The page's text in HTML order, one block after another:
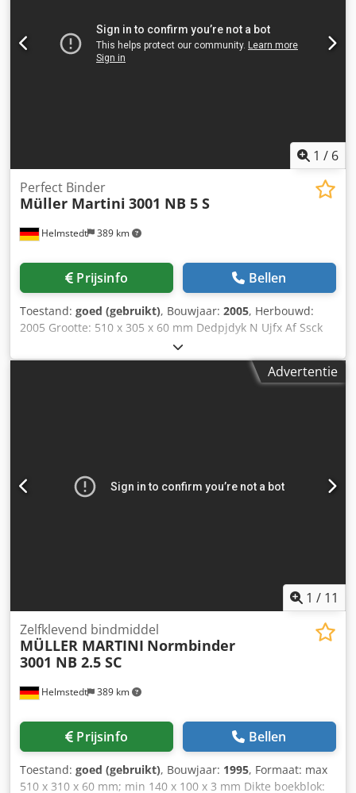
1 / 6
Helmstedt 389 km
Perfect Binder
Müller Martini 3001 NB 5 S
Prijsinfo Bellen
Toestand: goed (gebruikt), Bouwjaar: 2005, Herbouwd:
2005 Grootte: 510 x 305 x 60 mm Dedpjdyk N Ujfx Af Ssck
Snelheid: 10.000 c/h Uitrusting: het verzamelen van
machine: • 15 feeders 210 besturingselementen: • miss en
dubbele blad controle tussenliggende elementen: • spiraal
PVA (koudlijm) wervelkolom lijmen eenheid • warm smelt
lijmen eenheid van kant • gauzing station • S stream cover
Advertentie
1 / 11
Helmstedt 389 km
Zelfklevend bindmiddel
MÜLLER MARTINI Normbinder
3001 NB 2.5 SC
Prijsinfo Bellen
Toestand: goed (gebruikt), Bouwjaar: 1995, Formaat: max
510 x 310 x 60 mm; min 140 x 100 x 3 mm Dikte boekblok: